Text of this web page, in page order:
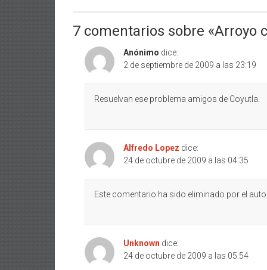
7 comentarios sobre «Arroyo
Anónimo dice:
2 de septiembre de 2009 a las 23:19
Resuelvan ese problema amigos de Coyutla.
Alfredo Lopez dice:
24 de octubre de 2009 a las 04:35
Este comentario ha sido eliminado por el
Unknown dice:
24 de octubre de 2009 a las 05:54